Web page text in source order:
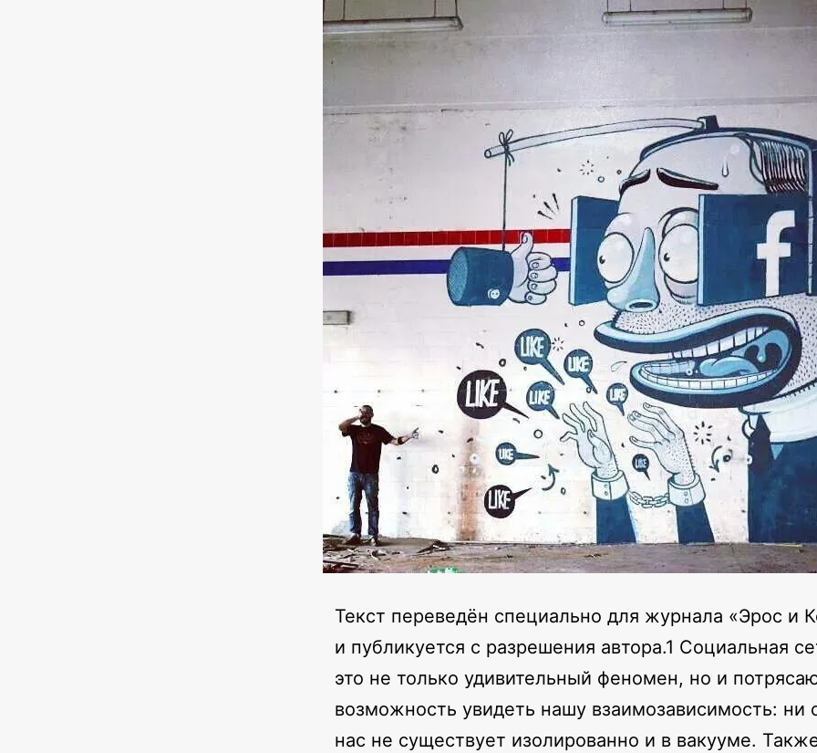
Текст переведён специально для журнала «Эрос и
и публикуется с разрешения автора.1 Социальная
это не только удивительный феномен, но и
возможность увидеть нашу взаимозависимость: ни
нас не существует изолированно и в вакууме.